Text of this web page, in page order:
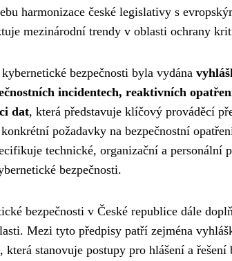
harmonizace české legislativy s
mezinárodní trendy v oblasti ochrany
bezpečnosti byla vydána
incidentech, reaktivních
dat, která představuje klíčový prováděcí
požadavky na bezpečnostní
technické, organizační a personální
bezpečnosti.
bezpečnosti v České republice dále
Mezi tyto předpisy patří zejména
stanovuje postupy pro hlášení a řešení